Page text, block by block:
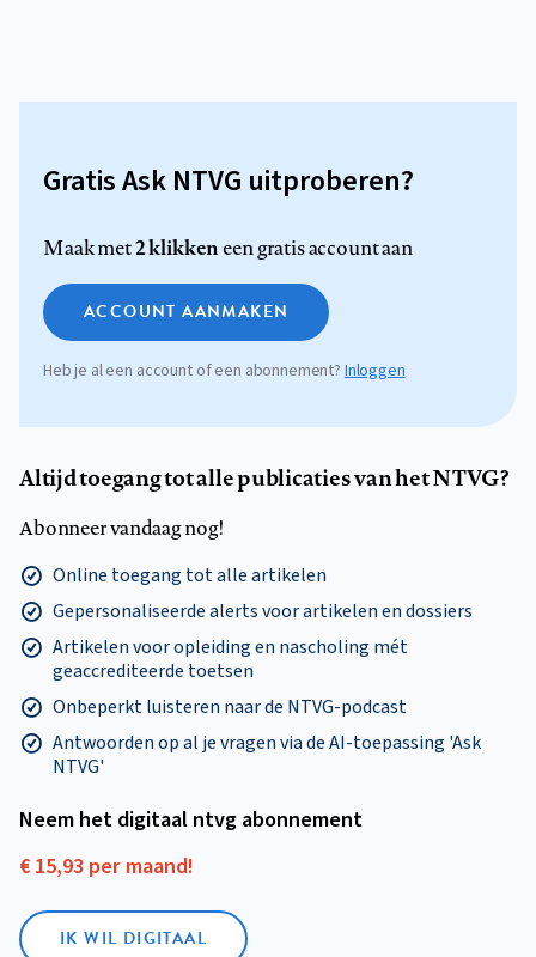
Gratis Ask NTVG uitproberen?
Maak met2 klikkeneen gratis account aan
ACCOUNT AANMAKEN
Heb je al een account of een abonnement?Inloggen
Altijd toegang tot alle publicaties van het NTVG?
Abonneer vandaag nog!
Online toegang tot alle artikelen
Gepersonaliseerde alerts voor artikelen en dossiers
Artikelen voor opleiding en nascholing mét
geaccrediteerde toetsen
Onbeperkt luisteren naar de NTVG-podcast
Antwoorden op al je vragen via de AI-toepassing 'Ask
NTVG'
Neem het digitaal ntvg abonnement
€ 15,93 per maand!
IK WIL DIGITAAL